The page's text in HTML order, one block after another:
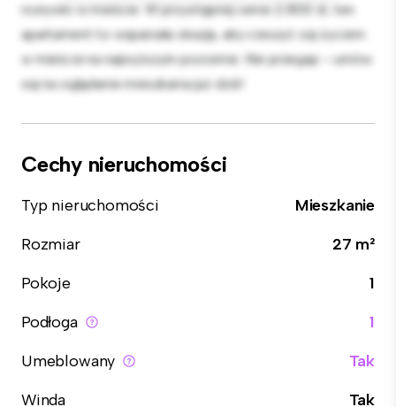
rozrywki w mieście. W przystępnej cenie 2 800 zł, ten
apartament to wspaniała okazja, aby cieszyć się życiem
w mieście na najwyższym poziomie. Nie przegap – umów
się na oglądanie mieszkania już dziś!
Cechy nieruchomości
Typ nieruchomości
Mieszkanie
Rozmiar
27 m²
Pokoje
1
Podłoga
1
Umeblowany
Tak
Winda
Tak